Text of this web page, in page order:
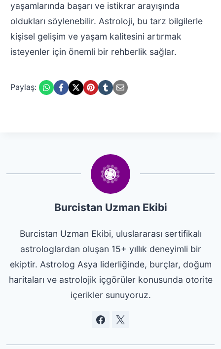
yaşamlarında başarı ve istikrar arayışında
oldukları söylenebilir. Astroloji, bu tarz bilgilerle
kişisel gelişim ve yaşam kalitesini artırmak
isteyenler için önemli bir rehberlik sağlar.
Paylaş:
Burcistan Uzman Ekibi
Burcistan Uzman Ekibi, uluslararası sertifikalı
astrologlardan oluşan 15+ yıllık deneyimli bir
ekiptir. Astrolog Asya liderliğinde, burçlar, doğum
haritaları ve astrolojik içgörüler konusunda otorite
içerikler sunuyoruz.